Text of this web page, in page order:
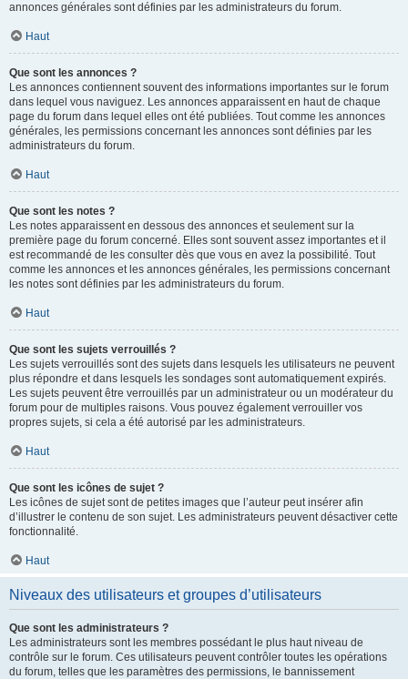
annonces générales sont définies par les administrateurs du forum.
Haut
Que sont les annonces ?
Les annonces contiennent souvent des informations importantes sur le forum
dans lequel vous naviguez. Les annonces apparaissent en haut de chaque
page du forum dans lequel elles ont été publiées. Tout comme les annonces
générales, les permissions concernant les annonces sont définies par les
administrateurs du forum.
Haut
Que sont les notes ?
Les notes apparaissent en dessous des annonces et seulement sur la
première page du forum concerné. Elles sont souvent assez importantes et il
est recommandé de les consulter dès que vous en avez la possibilité. Tout
comme les annonces et les annonces générales, les permissions concernant
les notes sont définies par les administrateurs du forum.
Haut
Que sont les sujets verrouillés ?
Les sujets verrouillés sont des sujets dans lesquels les utilisateurs ne peuvent
plus répondre et dans lesquels les sondages sont automatiquement expirés.
Les sujets peuvent être verrouillés par un administrateur ou un modérateur du
forum pour de multiples raisons. Vous pouvez également verrouiller vos
propres sujets, si cela a été autorisé par les administrateurs.
Haut
Que sont les icônes de sujet ?
Les icônes de sujet sont de petites images que l’auteur peut insérer afin
d’illustrer le contenu de son sujet. Les administrateurs peuvent désactiver cette
fonctionnalité.
Haut
Niveaux des utilisateurs et groupes d’utilisateurs
Que sont les administrateurs ?
Les administrateurs sont les membres possédant le plus haut niveau de
contrôle sur le forum. Ces utilisateurs peuvent contrôler toutes les opérations
du forum, telles que les paramètres des permissions, le bannissement